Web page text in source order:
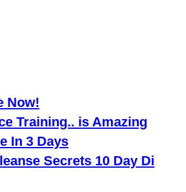
Now!
Training.. is Amazing
In 3 Days
Secrets 10 Day Di